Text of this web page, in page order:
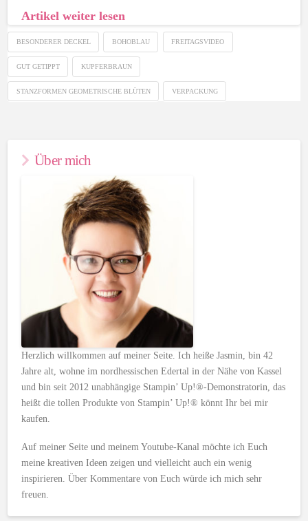
Artikel weiter lesen
BESONDERER DECKEL BOHOBLAU FREITAGSVIDEO
GUT GETIPPT KUPFERBRAUN
STANZFORMEN GEOMETRISCHE BLÜTEN VERPACKUNG
Über mich
Herzlich willkommen auf meiner Seite. Ich heiße Jasmin, bin 42
Jahre alt, wohne im nordhessischen Edertal in der Nähe von Kassel
und bin seit 2012 unabhängige Stampin’ Up!®-Demonstratorin, das
heißt die tollen Produkte von Stampin’ Up!® könnt Ihr bei mir
kaufen.
Auf meiner Seite und meinem Youtube-Kanal möchte ich Euch
meine kreativen Ideen zeigen und vielleicht auch ein wenig
inspirieren. Über Kommentare von Euch würde ich mich sehr
freuen.